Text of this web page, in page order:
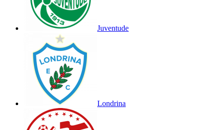
Juventude
Londrina